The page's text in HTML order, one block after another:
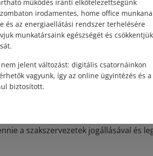
munkavállalói közösség: olyan
eszközzel segíti a dolgozók
közötti kapcsolat
a szakszervezetek jogállásával és
működés iránti elkötelezettségünk
irodamentes, home office
és az energiaellátási rendszer terhelésére
munkatársaink egészségét és csökkentjük
jelent változást: digitális csatornáinkon
vagyunk, így az online ügyintézés és a
biztosított.